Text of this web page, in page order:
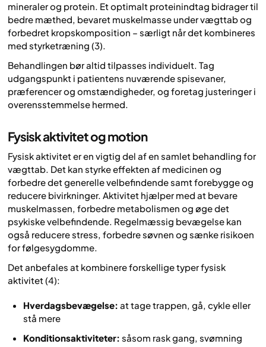
mineraler og protein. Et optimalt proteinindtag bidrager til
bedre mæthed, bevaret muskelmasse under vægttab og
forbedret kropskomposition – særligt når det kombineres
med styrketræning (3).
Behandlingen bør altid tilpasses individuelt. Tag
udgangspunkt i patientens nuværende spisevaner,
præferencer og omstændigheder, og foretag justeringer i
overensstemmelse hermed.
Fysisk aktivitet og motion
Fysisk aktivitet er en vigtig del af en samlet behandling for
vægttab. Det kan styrke effekten af medicinen og
forbedre det generelle velbefindende samt forebygge og
reducere bivirkninger. Aktivitet hjælper med at bevare
muskelmassen, forbedre metabolismen og øge det
psykiske velbefindende. Regelmæssig bevægelse kan
også reducere stress, forbedre søvnen og sænke risikoen
for følgesygdomme.
Det anbefales at kombinere forskellige typer fysisk
aktivitet (4):
Hverdagsbevægelse: at tage trappen, gå, cykle eller
stå mere
Konditionsaktiviteter: såsom rask gang, svømning